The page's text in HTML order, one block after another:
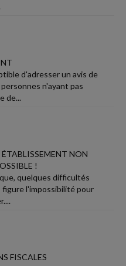
d'adresser un avis de
n'ayant pas
de...
NON
!
quelques difficultés
figure l'impossibilité pour
FISCALES